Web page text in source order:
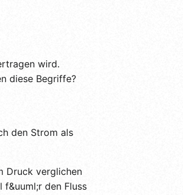
wird.
diese Begriffe?
den Strom als
Druck verglichen
f&uuml;r den Fluss